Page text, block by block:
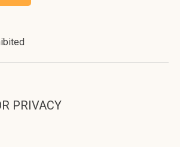
PRIVACY